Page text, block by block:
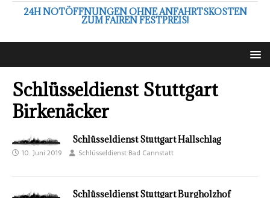
24H NOTÖFFNUNGEN OHNE ANFAHRTSKOSTEN
ZUM FAIREN FESTPREIS!
Schlüsseldienst Stuttgart
Birkenäcker
Schlüsseldienst Stuttgart Hallschlag
10. Juni 2019 Schlüsseldienst Bad Cannstatt
Schlüsseldienst Stuttgart Burgholzhof